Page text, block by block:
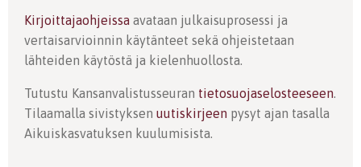
Kirjoittajaohjeissa avataan julkaisuprosessi ja
vertaisarvioinnin käytänteet sekä ohjeistetaan
lähteiden käytöstä ja kielenhuollosta.
Tutustu Kansanvalistusseuran tietosuojaselosteeseen.
Tilaamalla sivistyksen uutiskirjeen pysyt ajan tasalla
Aikuiskasvatuksen kuulumisista.